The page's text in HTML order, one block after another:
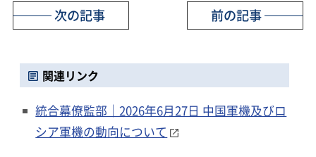
前の記事
次の記事
関連リンク
統合幕僚監部｜2026年6月27日 中国軍機及びロ
シア軍機の動向について